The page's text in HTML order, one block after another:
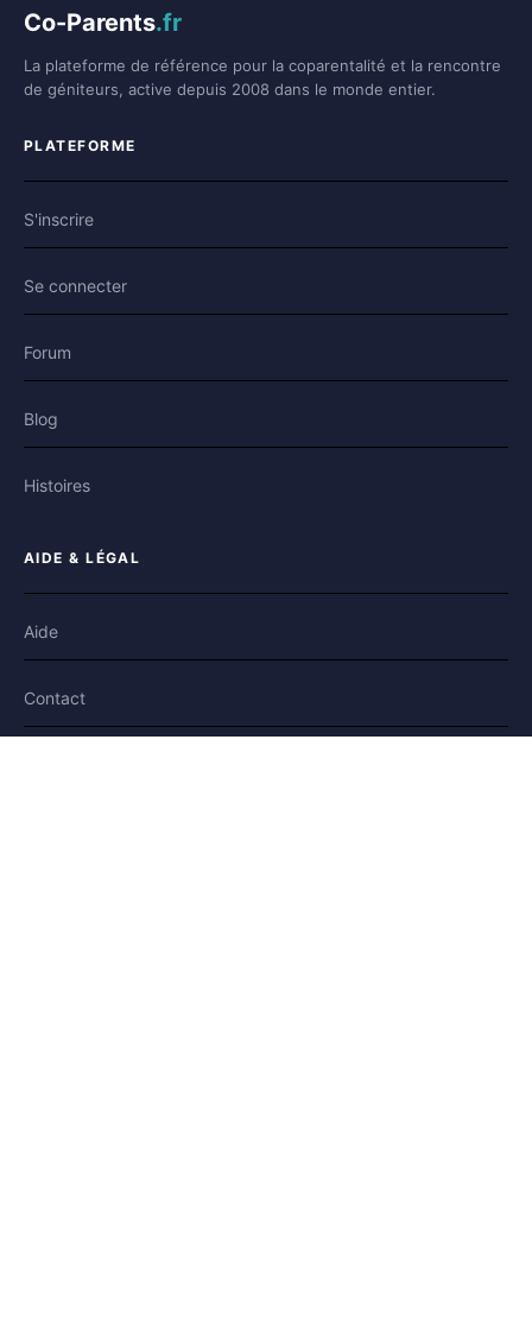
Co-Parents.fr
La plateforme de référence pour la coparentalité et la rencontre
de géniteurs, active depuis 2008 dans le monde entier.
PLATEFORME
S'inscrire
Se connecter
Forum
Blog
Histoires
AIDE & LÉGAL
Aide
Contact